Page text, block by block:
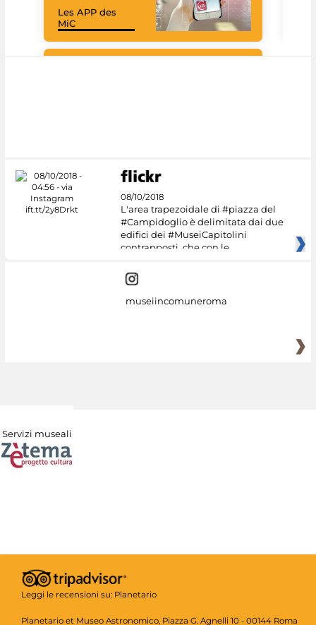
Les APP des
MiC
08/10/2018
L'area trapezoidale di #piazza del
#Campidoglio è delimitata dai due
edifici dei #MuseiCapitolini
contrapposti, che con le
museiincomuneroma
Servizi museali
Leggi le recensioni su: Planetario
Planetario et Museo Astronomico, Piazza G. Agnelli 10 - 00144 Roma